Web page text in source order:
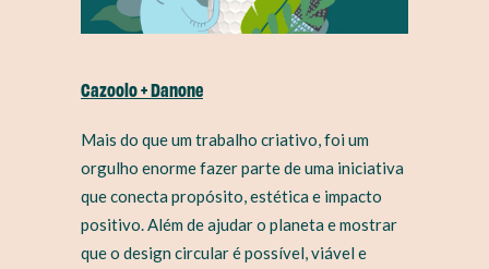
Cazoolo + Danone
Mais do que um trabalho criativo, foi um
orgulho enorme fazer parte de uma iniciativa
que conecta propósito, estética e impacto
positivo. Além de ajudar o planeta e mostrar
que o design circular é possível, viável e